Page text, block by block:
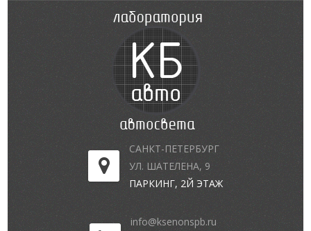
САНКТ-ПЕТЕРБУРГ
УЛ. ШАТЕЛЕНА, 9
ПАРКИНГ, 2Й ЭТАЖ
info@ksenonspb.ru